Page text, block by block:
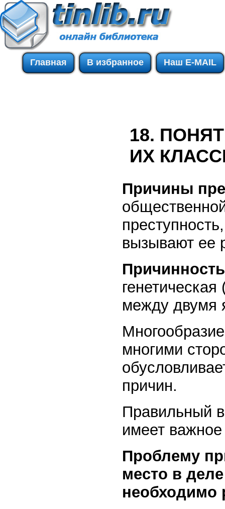
Главная В избранное Наш E-MAIL
18.
ИХ
Причины
вызывают ее
Причинность
между двумя
многими
причин.
Правильный
имеет важное
Проблему
место в
необходимо